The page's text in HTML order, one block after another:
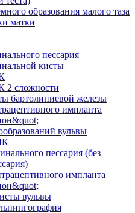
образования малого таза
матки
пессария
кисты
2 сложности
бартолиниевой железы
импланта
вульвы
пессария (без
импланта
вульвы